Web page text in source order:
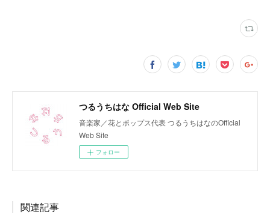
つるうちはな Official Web Site
音楽家／花とポップス代表 つるうちはなのOfficial
Web Site
フォロー
関連記事